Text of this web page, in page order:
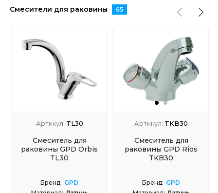
Смесители для раковины 65
Артикул: TL30
Смеситель для
раковины GPD Orbis
TL30
Бренд: GPD
Артикул: TKB30
Смеситель для
раковины GPD Rios
TKB30
Бренд: GPD